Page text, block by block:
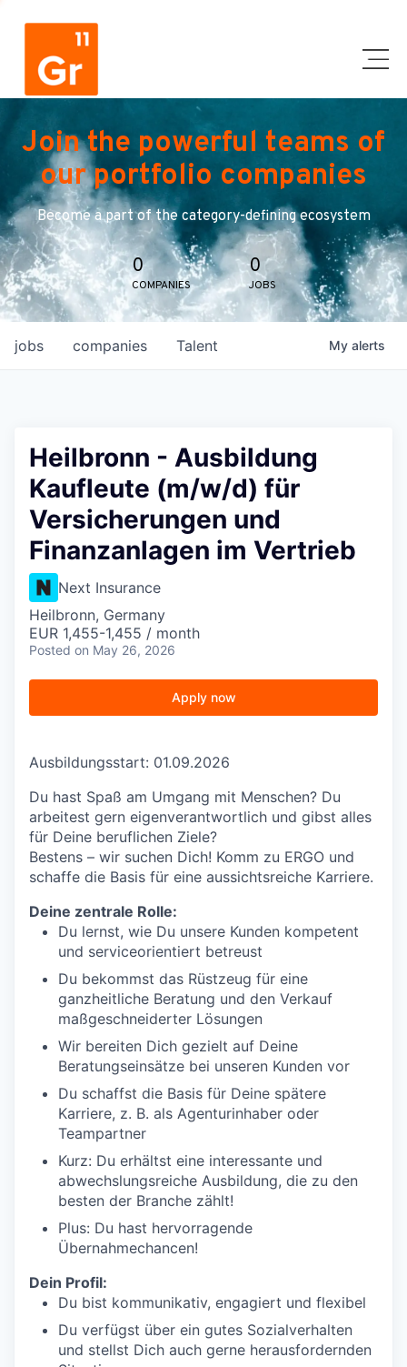
Join the powerful teams of
our portfolio companies
Become a part of the category-defining ecosystem
0
COMPANIES
0
JOBS
jobs companies Talent My alerts
Heilbronn - Ausbildung
Kaufleute (m/w/d) für
Versicherungen und
Finanzanlagen im Vertrieb
Next Insurance
Heilbronn, Germany
EUR 1,455-1,455 / month
Posted on May 26, 2026
Apply now
Ausbildungsstart: 01.09.2026
Du hast Spaß am Umgang mit Menschen? Du
arbeitest gern eigenverantwortlich und gibst alles
für Deine beruflichen Ziele?
Bestens – wir suchen Dich! Komm zu ERGO und
schaffe die Basis für eine aussichtsreiche Karriere.
Deine zentrale Rolle:
Du lernst, wie Du unsere Kunden kompetent
und serviceorientiert betreust
Du bekommst das Rüstzeug für eine
ganzheitliche Beratung und den Verkauf
maßgeschneiderter Lösungen
Wir bereiten Dich gezielt auf Deine
Beratungseinsätze bei unseren Kunden vor
Du schaffst die Basis für Deine spätere
Karriere, z. B. als Agenturinhaber oder
Teampartner
Kurz: Du erhältst eine interessante und
abwechslungsreiche Ausbildung, die zu den
besten der Branche zählt!
Plus: Du hast hervorragende
Übernahmechancen!
Dein Profil:
Du bist kommunikativ, engagiert und flexibel
Du verfügst über ein gutes Sozialverhalten
und stellst Dich auch gerne herausfordernden